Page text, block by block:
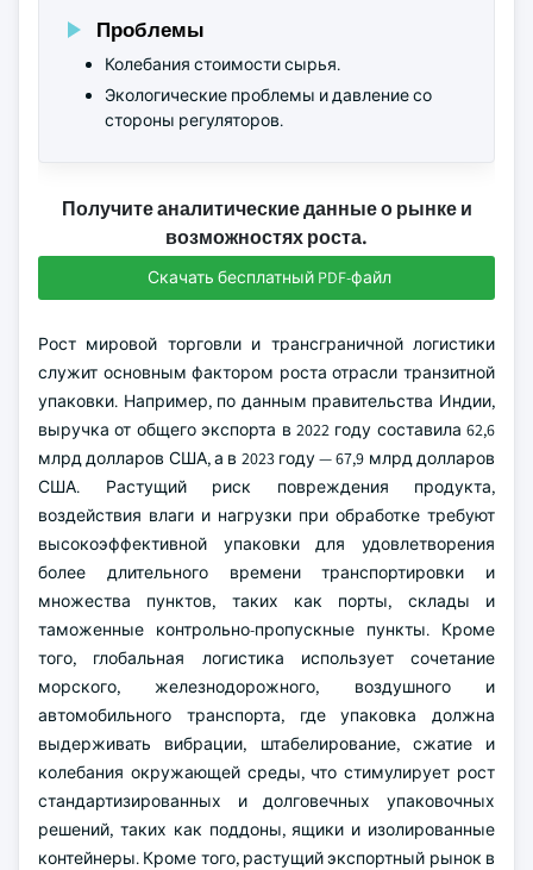
Проблемы
Колебания стоимости сырья.
Экологические проблемы и давление со
стороны регуляторов.
Получите аналитические данные о рынке и
возможностях роста.
Скачать бесплатный PDF-файл
Рост мировой торговли и трансграничной логистики
служит основным фактором роста отрасли транзитной
упаковки. Например, по данным правительства Индии,
выручка от общего экспорта в 2022 году составила 62,6
млрд долларов США, а в 2023 году — 67,9 млрд долларов
США. Растущий риск повреждения продукта,
воздействия влаги и нагрузки при обработке требуют
высокоэффективной упаковки для удовлетворения
более длительного времени транспортировки и
множества пунктов, таких как порты, склады и
таможенные контрольно-пропускные пункты. Кроме
того, глобальная логистика использует сочетание
морского, железнодорожного, воздушного и
автомобильного транспорта, где упаковка должна
выдерживать вибрации, штабелирование, сжатие и
колебания окружающей среды, что стимулирует рост
стандартизированных и долговечных упаковочных
решений, таких как поддоны, ящики и изолированные
контейнеры. Кроме того, растущий экспортный рынок в